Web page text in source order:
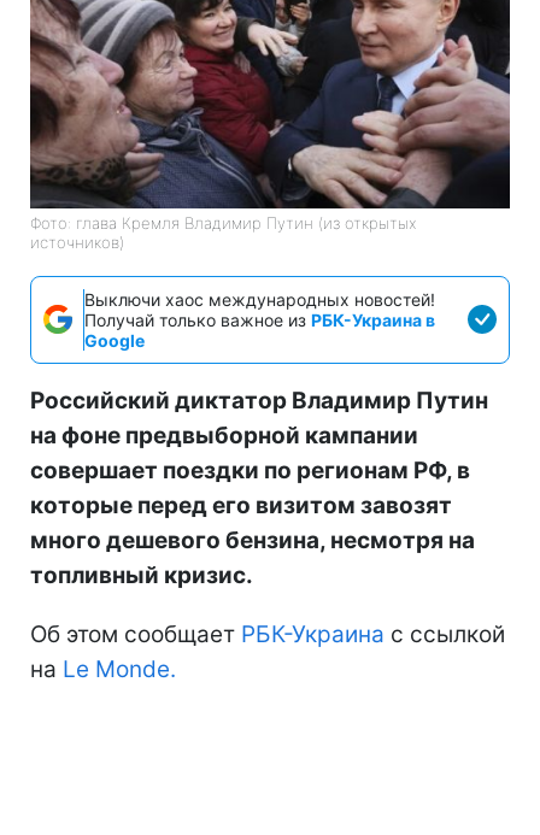
Фото: глава Кремля Владимир Путин (из открытых
источников)
Выключи хаос международных новостей!
Получай только важное из РБК-Украина в
Google
Российский диктатор Владимир Путин
на фоне предвыборной кампании
совершает поездки по регионам РФ, в
которые перед его визитом завозят
много дешевого бензина, несмотря на
топливный кризис.
Об этом сообщает РБК-Украина с ссылкой
на Le Monde.